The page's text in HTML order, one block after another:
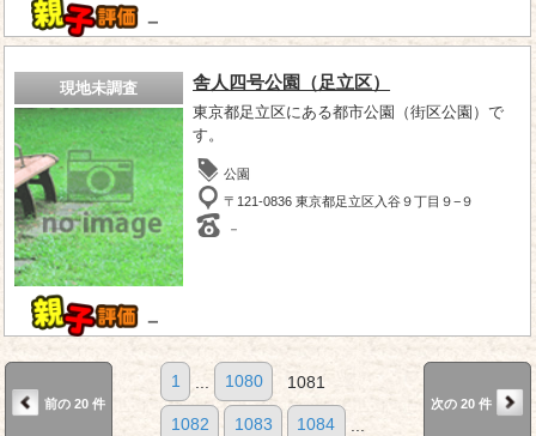
－
現地未調査
－
舎人四号公園（足立区）
東京都足立区にある都市公園（街区公園）で
す。
公園
〒121-0836 東京都足立区入谷９丁目９−９
－
前の 20 件
1 1080 1081
1082 1083 1084
次の 20 件